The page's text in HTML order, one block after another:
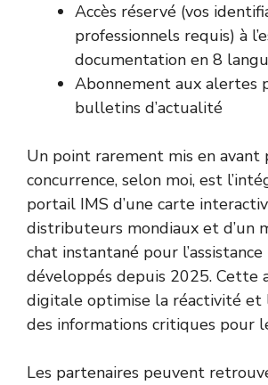
Accès réservé (vos
professionnels requis) à
documentation en 8
Abonnement aux alertes
bulletins d’actualité
Un point rarement mis en avant
concurrence, selon moi, est
portail IMS d’une carte
distributeurs mondiaux et d’un
chat instantané pour
développés depuis 2025. Cette
digitale optimise la réactivité et
des informations critiques pour
Les partenaires peuvent